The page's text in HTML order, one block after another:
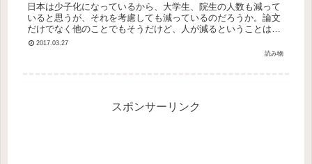
日本は少子化になっているから、大学生、院生の人数も減って
いると思うが、それを考慮しても減っているのだろうか。論文
だけでなく他のことでもそうだけど、人が減るということは不
利になることが多いのか。絶対ではないけど。
2017.03.27
読み物
スポンサーリンク